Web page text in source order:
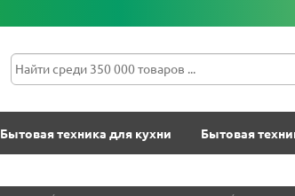
Бытовая техника для кухни Бытовая